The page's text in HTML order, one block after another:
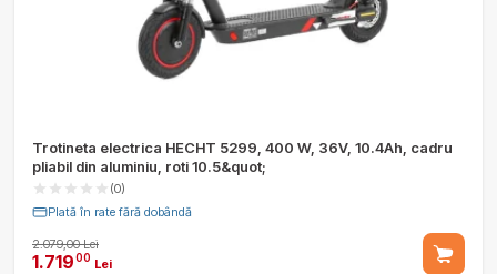
Trotineta electrica HECHT 5299, 400 W, 36V, 10.4Ah, cadru
pliabil din aluminiu, roti 10.5&quot;
(0)
Plată în rate fără dobândă
2.079,00 Lei
1.71900 Lei